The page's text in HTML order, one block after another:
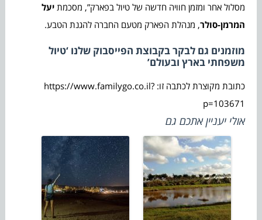
מסלול אחר ומזמן חוויה חדשה של טיול בפארק”, מסכמתיעל
המרמן-סולר, מנהלת הפארק מטעם החברה להגנת הטבע.
מוזמנים גם לבקר בקבוצת הפייסבוק שלנו ‘טיול
משפחתי בארץ ובעולם’
כתובת מקוצרת לכתבה זו: https://www.familygo.co.il?
p=103671
אולי יעניין אתכם גם